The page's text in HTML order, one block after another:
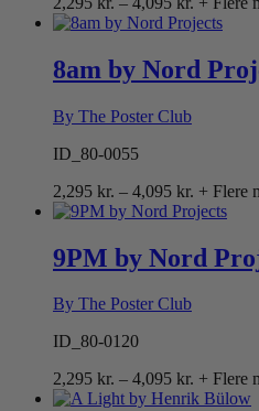
2,295 kr.
4,095 kr.
8am by Nord
By The Poster Club
ID_80-0055
2,295 kr. – 4,095 kr.
2,295 kr.
4,095 kr.
+ Flere
9PM by Nord
By The Poster Club
ID_80-0120
2,295 kr. – 4,095 kr.
2,295 kr.
+ Flere